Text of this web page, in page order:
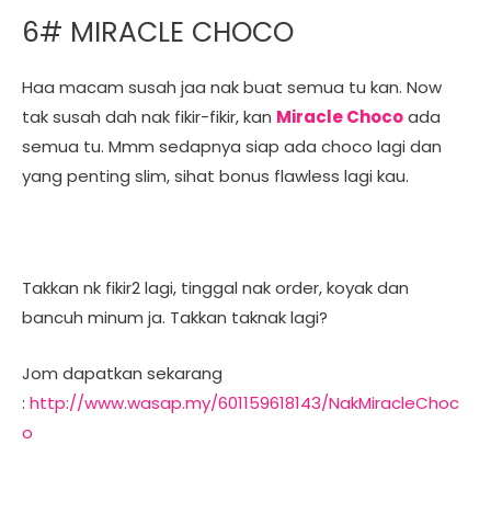
6# MIRACLE CHOCO
Haa macam susah jaa nak buat semua tu kan. Now
tak susah dah nak fikir-fikir, kan Miracle Chocoada
semua tu. Mmm sedapnya siap ada choco lagi dan
yang penting slim, sihat bonus flawless lagi kau.
Takkan nk fikir2 lagi, tinggal nak order, koyak dan
bancuh minum ja. Takkan taknak lagi?
Jom dapatkan sekarang
: http://www.wasap.my/601159618143/NakMiracleChoc
o